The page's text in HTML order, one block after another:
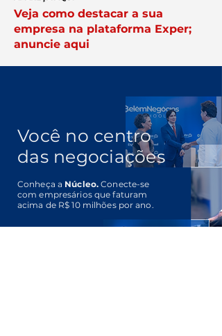
Veja como destacar a sua
empresa na plataforma Exper;
anuncie aqui
Você no centro
das negociações
Conheça a Núcleo.Conecte-se
com empresários que faturam
acima de R$ 10 milhões por ano.